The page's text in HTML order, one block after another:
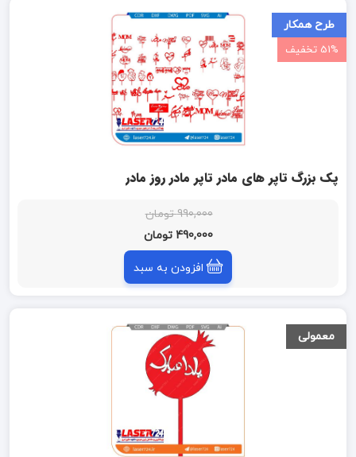
طرح همکار
51% تخفیف
پک بزرگ تاپر های مادر تاپر مادر روز مادر
990,000 تومان
490,000 تومان
افزودن به سبد
معمولی